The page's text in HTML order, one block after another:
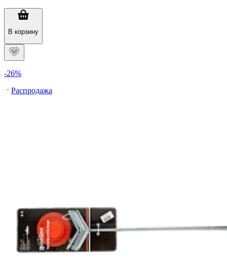
В корзину
-26%
Распродажа